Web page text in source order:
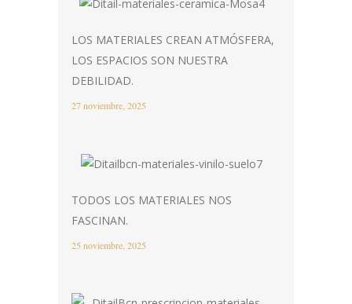
LOS MATERIALES CREAN ATMÓSFERA,
LOS ESPACIOS SON NUESTRA
DEBILIDAD.
27 noviembre, 2025
TODOS LOS MATERIALES NOS
FASCINAN.
25 noviembre, 2025